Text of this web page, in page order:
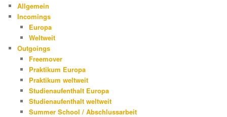
Allgemein
Incomings
Europa
Weltweit
Outgoings
Freemover
Praktikum Europa
Praktikum weltweit
Studienaufenthalt Europa
Studienaufenthalt weltweit
Summer School / Abschlussarbeit